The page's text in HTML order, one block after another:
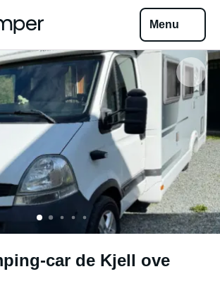
Menu
car de Kjell ove